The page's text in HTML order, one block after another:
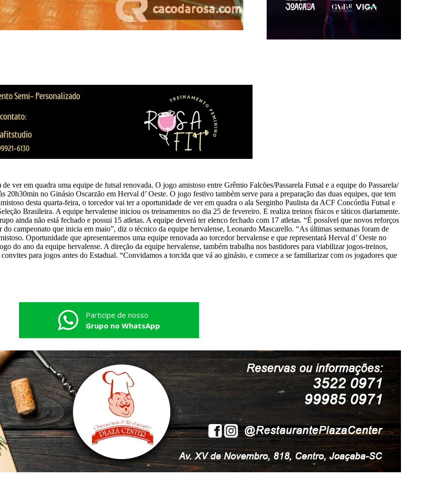
ver em quadra uma equipe de futsal renovada. O jogo amistoso entre Grêmio Falcões/Passarela Futsal e a equipe do Passarela/
no Ginásio Oscarzão em Herval d’ Oeste. O jogo festivo também serve para a preparação das duas equipes, que tem
desta quarta-feira, o torcedor vai ter a oportunidade de ver em quadra o ala Serginho Paulista da ACF Concórdia Futsal e
Brasileira. A equipe hervalense iniciou os treinamentos no dia 25 de fevereiro. E realiza treinos físicos e táticos diariamente.
ainda não está fechado e possui 15 atletas. A equipe deverá ter elenco fechado com 17 atletas. “É possível que novos reforços
campeonato que inicia em maio”, diz o técnico da equipe hervalense, Leonardo Mascarello. “As últimas semanas foram de
Oportunidade que apresentaremos uma equipe renovada ao torcedor hervalense e que representará Herval d’ Oeste no
do ano da equipe hervalense. A direção da equipe hervalense, também trabalha nos bastidores para viabilizar jogos-treinos,
para jogos antes do Estadual. “Convidamos a torcida que vá ao ginásio, e comece a se familiarizar com os jogadores que
Participe de nosso
Grupo no WhatsApp